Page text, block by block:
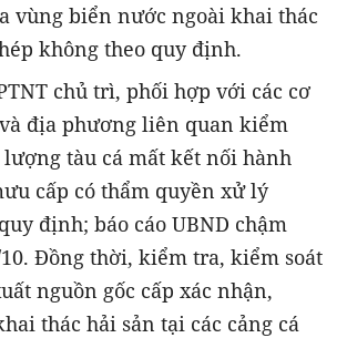
vùng biển nước ngoài khai thác
không theo quy định.
chủ trì, phối hợp với các cơ
địa phương liên quan kiểm
lượng tàu cá mất kết nối hành
cấp có thẩm quyền xử lý
định; báo cáo UBND chậm
Đồng thời, kiểm tra, kiểm soát
nguồn gốc cấp xác nhận,
thác hải sản tại các cảng cá